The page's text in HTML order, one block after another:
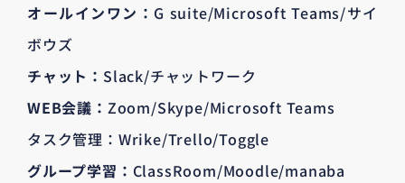
オールインワン： G suite/Microsoft Teams/サイ
ボウズ
チャット： Slack/チャットワーク
WEB会議： Zoom/Skype/Microsoft Teams
タスク管理：Wrike/Trello/Toggle
グループ学習： ClassRoom/Moodle/manaba